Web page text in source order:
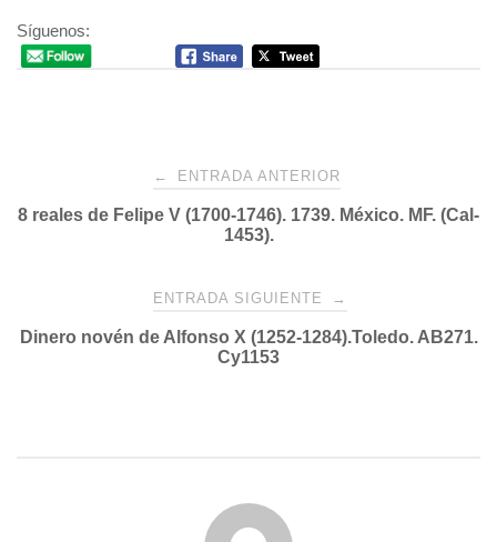
Síguenos:
Navegación
de
← ENTRADA ANTERIOR
8 reales de Felipe V (1700-1746). 1739. México. MF. (Cal-
1453).
ENTRADA SIGUIENTE →
Dinero novén de Alfonso X (1252-1284).Toledo. AB271.
Cy1153